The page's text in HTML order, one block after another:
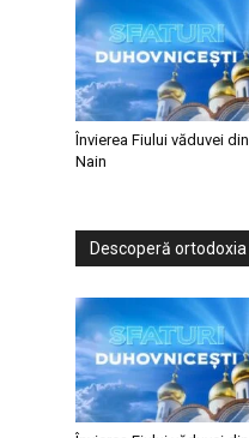
Învierea Fiului văduvei din
Nain
Descoperă ortodoxia